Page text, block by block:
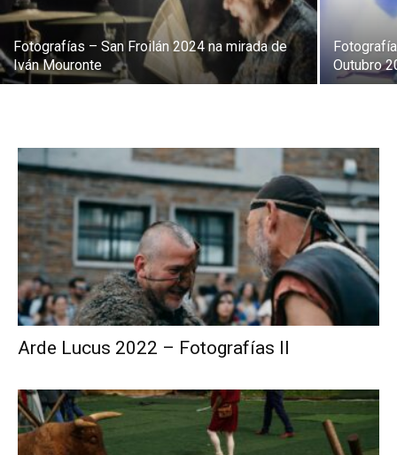
Fotografías – San Froilán 2024 na mirada de
Iván Mouronte
Outubro
Arde Lucus 2022 – Fotografías II